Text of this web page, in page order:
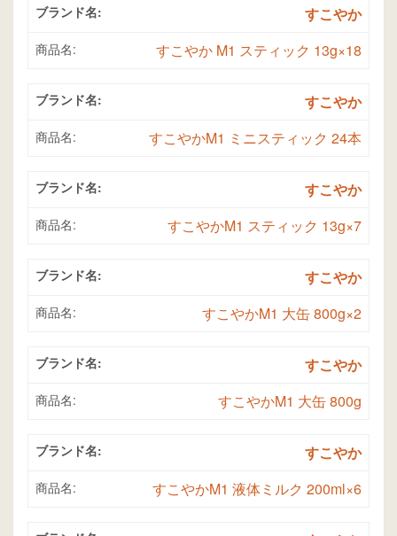
ブランド名: すこやか
商品名: すこやか M1 スティック 13g×18
ブランド名: すこやか
商品名: すこやかM1 ミニスティック 24本
ブランド名: すこやか
商品名: すこやかM1 スティック 13g×7
ブランド名: すこやか
商品名: すこやかM1 大缶 800g×2
ブランド名: すこやか
商品名: すこやかM1 大缶 800g
ブランド名: すこやか
商品名: すこやかM1 液体ミルク 200ml×6